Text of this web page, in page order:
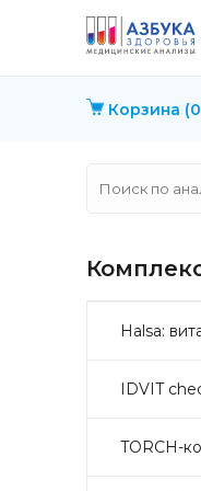
Корзина
Halsa:
IDVIT
TORCH-